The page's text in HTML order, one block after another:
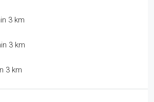
3 km
3 km
3 km